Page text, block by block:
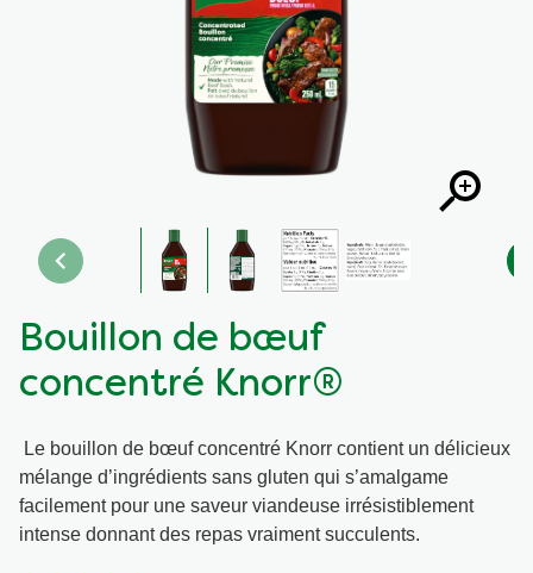
Recettes par Type de Plat
Bouillon de bœuf
concentré Knorr®
Le bouillon de bœuf concentré Knorr contient un délicieux
mélange d’ingrédients sans gluten qui s’amalgame
facilement pour une saveur viandeuse irrésistiblement
intense donnant des repas vraiment succulents.